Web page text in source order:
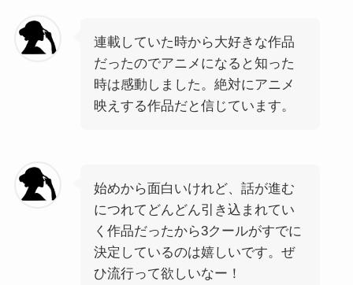
連載していた時から大好きな作品
だったのでアニメになると知った
時は感動しました。絶対にアニメ
映えする作品だと信じています。
始めから面白いけれど、話が進む
につれてどんどん引き込まれてい
く作品だったから3クールがすでに
決定しているのは嬉しいです。ぜ
ひ流行って欲しいなー！